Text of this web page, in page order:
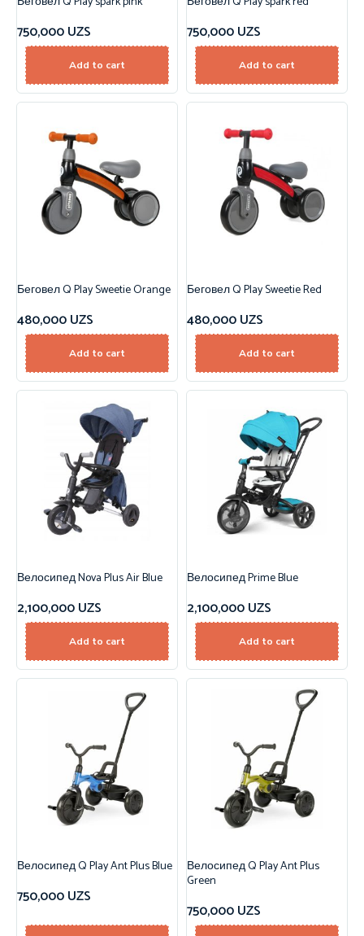
750,000UZS
Add to cart
750,000UZS
Add to cart
Беговел Q Play Sweetie Orange
480,000UZS
Add to cart
Беговел Q Play Sweetie Red
480,000UZS
Add to cart
Велосипед Nova Plus Air Blue
2,100,000UZS
Add to cart
Велосипед Prime Blue
2,100,000UZS
Add to cart
Велосипед Q Play Ant Plus Blue
750,000UZS
Велосипед Q Play Ant Plus
Green
750,000UZS